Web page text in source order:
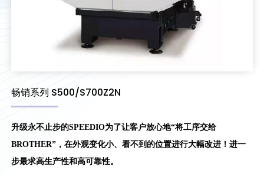
畅销系列 S500/S700Z2N
升级永不止步的SPEEDIO为了让客户放心地“将工序交给
BROTHER”，在外观变化小、看不到的位置进行大幅改进！进一
步最求高生产性和高可靠性。